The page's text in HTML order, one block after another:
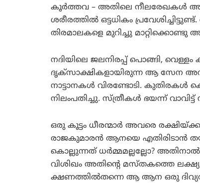
കൂര്‍ത്തവ – അതിലെ നീലരേഖകള്‍
ശരീരത്തില്‍ ഒട്ടധികം
തിരമാലകളെ മുറിച്ചു മാറ്റിക്കൊണ്ടു
നദിയിലെ ജലനിരപ്പ് പൊങ്ങി,
ദൃക്‌സാക്ഷികളായിരുന്ന ആ സേന
നാട്ടാനകള്‍ വിരണ്ടോടി. കുതിരകള്‍
നിലംപതിച്ചു. സ്ത്രീകള്‍ ഭയന്ന്
ഒരു കൂട്ടം ധീരന്മാര്‍ അവരെ
രാജകുമാരന്‍ ആനയെ എതിരിടാന്‍
കൊല്ലുന്നത് ധര്‍മ്മമല്ലല്ലോ?
വിശിഖം അതിന്റെ മസ്തകത്തെ
ക്ഷണത്തില്‍തന്നെ ആ ആന ഒരു